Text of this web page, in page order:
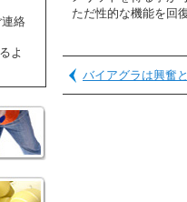
ただ性的な機能を回
バイアグラは興奮
絡
よ